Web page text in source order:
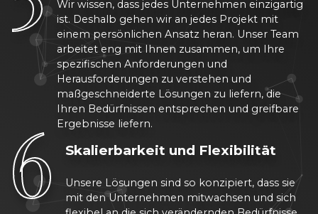
Wir wissen, dass jedes Unternehmen einzigartig
ist. Deshalb gehen wir an jedes Projekt mit
einem persönlichen Ansatz heran. Unser Team
arbeitet eng mit Ihnen zusammen, um Ihre
spezifischen Anforderungen und
Herausforderungen zu verstehen und
maßgeschneiderte Lösungen zu liefern, die
Ihren Bedürfnissen entsprechen und greifbare
Ergebnisse liefern.
6 Skalierbarkeit und Flexibilität
Unsere Lösungen sind so konzipiert, dass sie
mit den Unternehmen mitwachsen und sich